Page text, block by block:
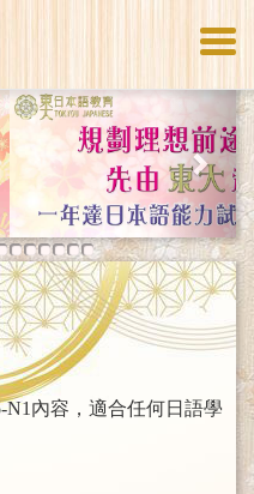
Next
內容，適合任何日語學